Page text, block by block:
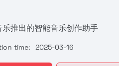
乐推出的智能音乐创作助手
time: 2025-03-16